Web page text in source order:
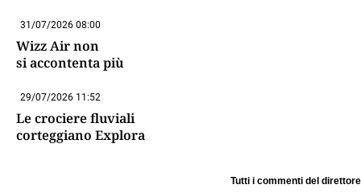
31/07/2026 08:00
Wizz Air non
si accontenta più
29/07/2026 11:52
Le crociere fluviali
corteggiano Explora
Tutti i commenti del direttore